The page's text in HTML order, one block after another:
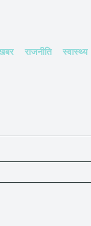
राजनीति स्वास्थ्य